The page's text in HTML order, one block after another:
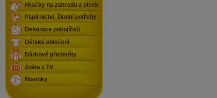
Hračky na zahradu a písek
Papírnictví, školní potřeby
Dekorace pokojíčků
Dětské oblečení
Dárkové předměty
Znáte z TV
Novinky